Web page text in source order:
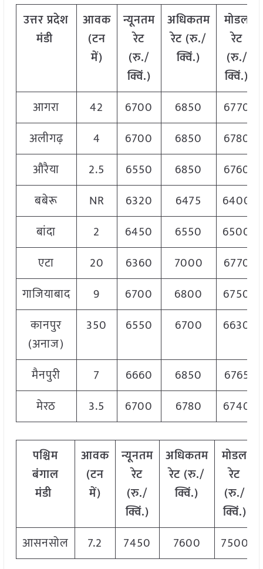
उत्तर प्रदेश
मंडी
आवक
(टन
में)
न्यूनतम
रेट
(रु./
क्विं.)
अधिकतम
रेट (रु./
क्विं.)
मोडल
रेट
(रु./
क्विं.)
आगरा
42 6700 6850
6770
अलीगढ़
4 6700 6850
6780
औरैया
2.5 6550 6850
6760
बबेरू
NR 6320 6475
6400
बांदा
2 6450 6550
6500
एटा
20 6360 7000
6770
गाजियाबाद
9 6700 6800
6750
कानपुर
(अनाज)
350 6550 6700 6630
मैनपुरी 7 6660 6850
6765
मेरठ
3.5 6700 6780 6740
पश्चिम
बंगाल
मंडी
आवक
(टन
में)
न्यूनतम
रेट
(रु./
क्विं.)
अधिकतम
रेट (रु./
क्विं.)
मोडल
रेट
(रु./
क्विं.)
आसनसोल
7.2 7450 7600 7500